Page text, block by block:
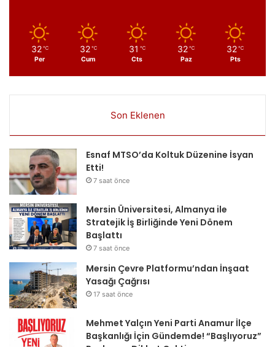
32 ℃
Per
32 ℃
Cum
31 ℃
Cts
32 ℃
Paz
32 ℃
Pts
Son Eklenen
Esnaf MTSO’da Koltuk Düzenine İsyan
Etti!
7 saat önce
Mersin Üniversitesi, Almanya ile
Stratejik İş Birliğinde Yeni Dönem
Başlattı
7 saat önce
Mersin Çevre Platformu’ndan İnşaat
Yasağı Çağrısı
17 saat önce
Mehmet Yalçın Yeni Parti Anamur İlçe
Başkanlığı İçin Gündemde! “Başlıyoruz”